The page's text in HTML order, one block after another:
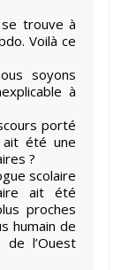
se trouve à
Voilà ce
soyons
à
porté
ait été une
?
scolaire
ait été
proches
humain de
de l’Ouest